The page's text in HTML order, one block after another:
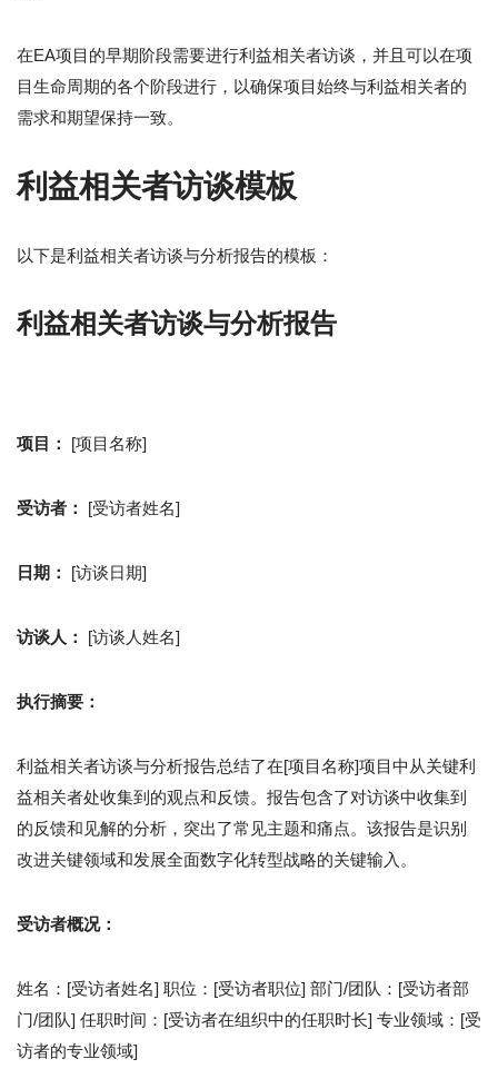
在EA项目的早期阶段需要进行利益相关者访谈，并且可以在项
目生命周期的各个阶段进行，以确保项目始终与利益相关者的
需求和期望保持一致。
利益相关者访谈模板
以下是利益相关者访谈与分析报告的模板：
利益相关者访谈与分析报告
项目： [项目名称]
受访者： [受访者姓名]
日期： [访谈日期]
访谈人： [访谈人姓名]
执行摘要：
利益相关者访谈与分析报告总结了在[项目名称]项目中从关键利
益相关者处收集到的观点和反馈。报告包含了对访谈中收集到
的反馈和见解的分析，突出了常见主题和痛点。该报告是识别
改进关键领域和发展全面数字化转型战略的关键输入。
受访者概况：
姓名：[受访者姓名] 职位：[受访者职位] 部门/团队：[受访者部
门/团队] 任职时间：[受访者在组织中的任职时长] 专业领域：[受
访者的专业领域]